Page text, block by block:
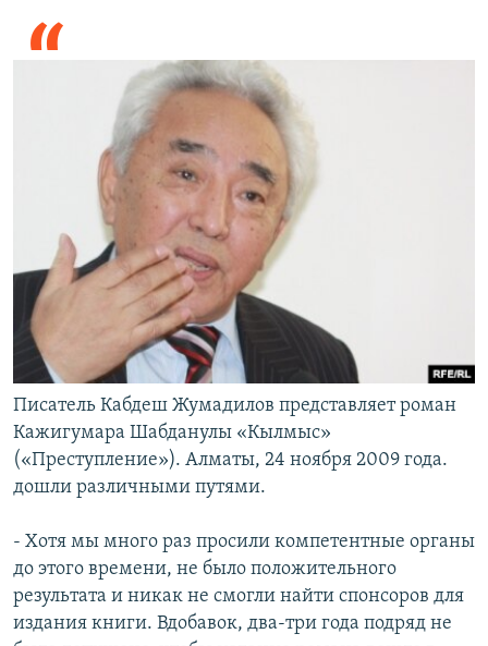
Писатель Кабдеш Жумадилов представляет роман
Кажигумара Шабданулы «Кылмыс»
(«Преступление»). Алматы, 24 ноября 2009 года.
дошли различными путями.
- Хотя мы много раз просили компетентные органы
до этого времени, не было положительного
результата и никак не смогли найти спонсоров для
издания книги. Вдобавок, два-три года подряд не